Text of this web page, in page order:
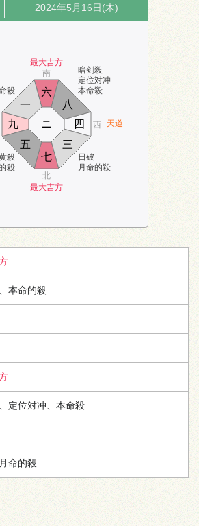
2024年5月16日(木)
殺
最大吉方
暗剣殺
定位対冲
本命殺
天道
殺
殺
最大吉方
日破
月命的殺
南
北
西
七
八
九
一
ニ
三
四
五
六
本命的殺
定位対冲、本命殺
命的殺